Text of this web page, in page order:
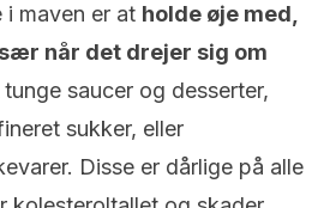
i maven er at holde øje med,
når det drejer sig om
tunge saucer og desserter,
sukker, eller
Disse er dårlige på alle